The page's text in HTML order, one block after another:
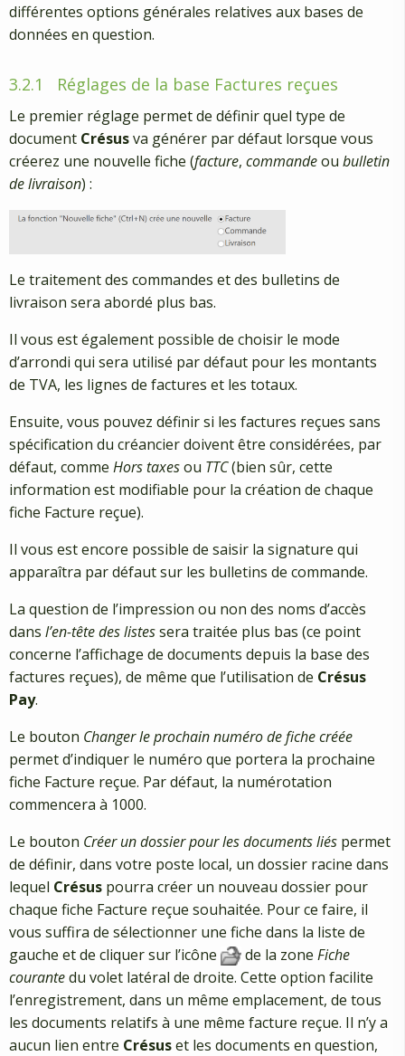
différentes options générales relatives aux bases de
données en question.
3.2.1 Réglages de la base Factures reçues
Le premier réglage permet de définir quel type de
document Crésusva générer par défaut lorsque vous
créerez une nouvelle fiche (facture, commandeou bulletin
de livraison) :
Le traitement des commandes et des bulletins de
livraison sera abordé plus bas.
Il vous est également possible de choisir le mode
d’arrondi qui sera utilisé par défaut pour les montants
de TVA, les lignes de factures et les totaux.
Ensuite, vous pouvez définir si les factures reçues sans
spécification du créancier doivent être considérées, par
défaut, comme Hors taxesou TTC(bien sûr, cette
information est modifiable pour la création de chaque
fiche Facture reçue).
Il vous est encore possible de saisir la signature qui
apparaîtra par défaut sur les bulletins de commande.
La question de l’impression ou non des noms d’accès
dans l’en-tête des listessera traitée plus bas (ce point
concerne l’affichage de documents depuis la base des
factures reçues), de même que l’utilisation de Crésus
Pay.
Le bouton Changer le prochain numéro de fiche créée
permet d’indiquer le numéro que portera la prochaine
fiche Facture reçue. Par défaut, la numérotation
commencera à 1000.
Le bouton Créer un dossier pour les documents liés permet
de définir, dans votre poste local, un dossier racine dans
lequel Crésus pourra créer un nouveau dossier pour
chaque fiche Facture reçue souhaitée. Pour ce faire, il
vous suffira de sélectionner une fiche dans la liste de
gauche et de cliquer sur l’icône
de la zone Fiche
courantedu volet latéral de droite. Cette option facilite
l’enregistrement, dans un même emplacement, de tous
les documents relatifs à une même facture reçue. Il n’y a
aucun lien entre Crésuset les documents en question,